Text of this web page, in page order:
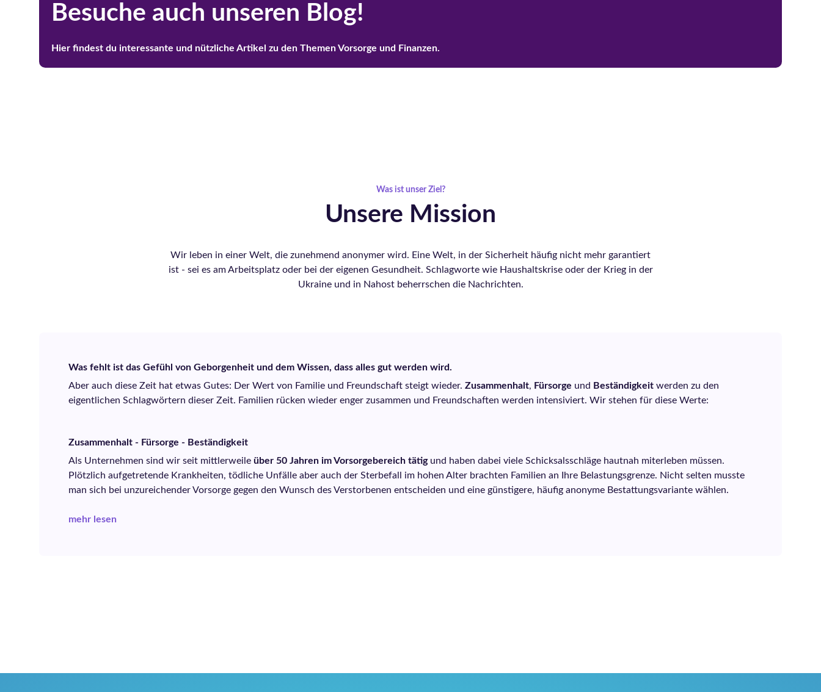
Besuche auch unseren Blog!
Hier findest du interessante und nützliche Artikel zu den Themen Vorsorge und Finanzen.
Was ist unser Ziel?
Unsere Mission
Wir leben in einer Welt, die zunehmend anonymer wird. Eine Welt, in der Sicherheit häufig nicht mehr garantiert
ist - sei es am Arbeitsplatz oder bei der eigenen Gesundheit. Schlagworte wie Haushaltskrise oder der Krieg in der
Ukraine und in Nahost beherrschen die Nachrichten.
Was fehlt ist das Gefühl von Geborgenheit und dem Wissen, dass alles gut werden wird.
Aber auch diese Zeit hat etwas Gutes: Der Wert von Familie und Freundschaft steigt wieder. Zusammenhalt, Fürsorge und Beständigkeit werden zu den
eigentlichen Schlagwörtern dieser Zeit. Familien rücken wieder enger zusammen und Freundschaften werden intensiviert. Wir stehen für diese Werte:
Zusammenhalt - Fürsorge - Beständigkeit
Als Unternehmen sind wir seit mittlerweile über 50 Jahren im Vorsorgebereich tätigund haben dabei viele Schicksalsschläge hautnah miterleben müssen.
Plötzlich aufgetretende Krankheiten, tödliche Unfälle aber auch der Sterbefall im hohen Alter brachten Familien an Ihre Belastungsgrenze. Nicht selten musste
man sich bei unzureichender Vorsorge gegen den Wunsch des Verstorbenen entscheiden und eine günstigere, häufig anonyme Bestattungsvariante wählen.
mehr lesen